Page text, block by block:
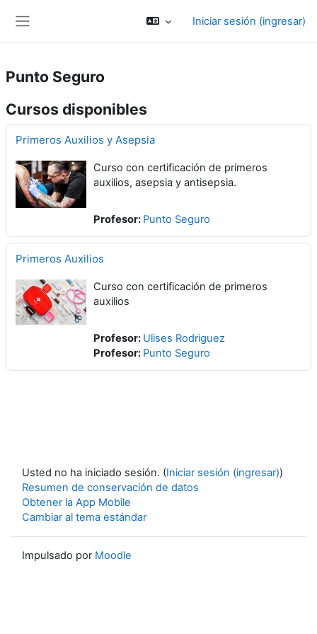
Iniciar sesión (ingresar)
Punto Seguro
Cursos disponibles
Primeros Auxilios y Asepsia
Curso con certificación de primeros
auxilios, asepsia y antisepsia.
Profesor: Punto Seguro
Primeros Auxilios
Curso con certificación de primeros
auxilios
Profesor: Ulises Rodriguez
Profesor: Punto Seguro
Usted no ha iniciado sesión. (Iniciar sesión (ingresar))
Resumen de conservación de datos
Obtener la App Mobile
Cambiar al tema estándar
Impulsado por Moodle